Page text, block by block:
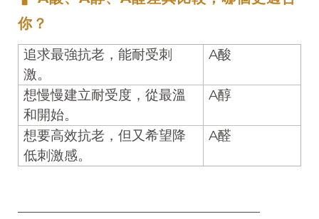
你？
追求最強抗老，能耐受刺
激。
A酸
想慢慢建立耐受度，從最溫
和開始。
A醇
想要高效抗老，但又希望降
低刺激感。
A醛
──────────────────────────────────